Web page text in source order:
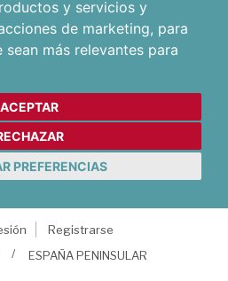
y servicios y
de marketing, para
más relevantes para
ACEPTAR
PREFERENCIAS
Registrarse
ESPAÑA PENINSULAR